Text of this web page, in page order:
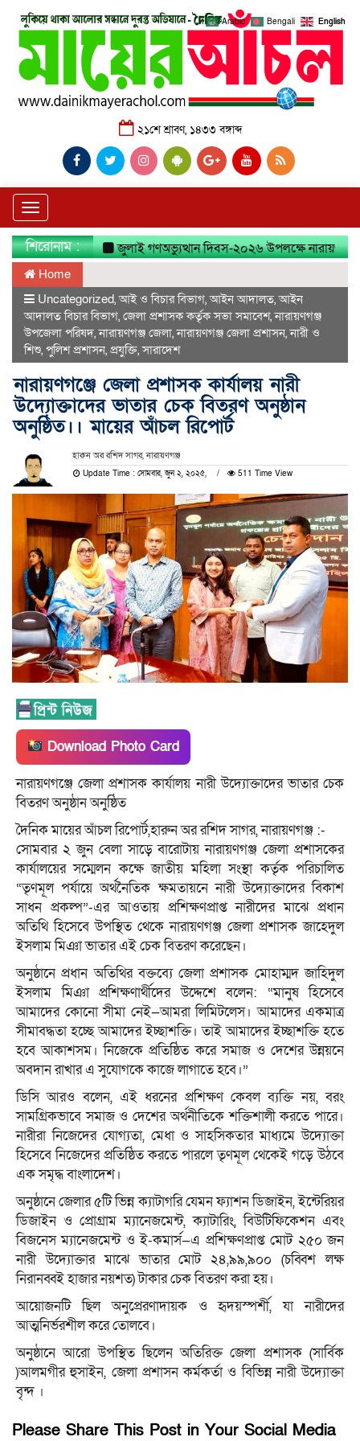
২১শে শ্রাবণ, ১৪৩৩ বঙ্গাব্দ
Toggle
navigation
শিরোনাম : জুলাই গণঅভ্যুত্থান দিবস-২০২৬ উপলক্ষে নারায়ণগঞ্জ
Home
Uncategorized,আই ও বিচার বিভাগ,আইন আদালত,আইন
আদালত বিচার বিভাগ, জেলা প্রশাসক কর্তৃক সভা সমাবেশ,নারায়ণগঞ্জ
উপজেলা পরিষদ,নারায়ণগঞ্জ জেলা,নারায়ণগঞ্জ জেলা প্রশাসন,নারী ও
শিশু, পুলিশ প্রশাসন, প্রযুক্তি,সারাদেশ
নারায়ণগঞ্জে জেলা প্রশাসক কার্যালয় নারী
উদ্যোক্তাদের ভাতার চেক বিতরণ অনুষ্ঠান
অনুষ্ঠিত।। মায়ের আঁচল রিপোর্ট
হারুন অর রশিদ সাগর, নারায়ণগঞ্জ
Update Time : সোমবার, জুন ২, ২০২৫, 511 Time View
Download Photo Card
নারায়ণগঞ্জে জেলা প্রশাসক কার্যালয় নারী উদ্যোক্তাদের ভাতার চেক
বিতরণ অনুষ্ঠান অনুষ্ঠিত
দৈনিক মায়ের আঁচল রিপোর্ট,হারুন অর রশিদ সাগর, নারায়ণগঞ্জ :-
সোমবার ২ জুন বেলা সাড়ে বারোটায় নারায়ণগঞ্জ জেলা প্রশাসকের
কার্যালয়ের সম্মেলন কক্ষে জাতীয় মহিলা সংস্থা কর্তৃক পরিচালিত
“তৃণমূল পর্যায়ে অর্থনৈতিক ক্ষমতায়নে নারী উদ্যোক্তাদের বিকাশ
সাধন প্রকল্প”-এর আওতায় প্রশিক্ষণপ্রাপ্ত নারীদের মাঝে প্রধান
অতিথি হিসেবে উপস্থিত থেকে নারায়ণগঞ্জ জেলা প্রশাসক জাহেদুল
ইসলাম মিঞা ভাতার এই চেক বিতরণ করেছেন।
অনুষ্ঠানে প্রধান অতিথির বক্তব্যে জেলা প্রশাসক মোহাম্মদ জাহিদুল
ইসলাম মিঞা প্রশিক্ষণার্থীদের উদ্দেশে বলেন: “মানুষ হিসেবে
আমাদের কোনো সীমা নেই—আমরা লিমিটলেস। আমাদের একমাত্র
সীমাবদ্ধতা হচ্ছে আমাদের ইচ্ছাশক্তি। তাই আমাদের ইচ্ছাশক্তি হতে
হবে আকাশসম। নিজেকে প্রতিষ্ঠিত করে সমাজ ও দেশের উন্নয়নে
অবদান রাখার এ সুযোগকে কাজে লাগাতে হবে।”
ডিসি আরও বলেন, এই ধরনের প্রশিক্ষণ কেবল ব্যক্তি নয়, বরং
সামগ্রিকভাবে সমাজ ও দেশের অর্থনীতিকে শক্তিশালী করতে পারে।
নারীরা নিজেদের যোগ্যতা, মেধা ও সাহসিকতার মাধ্যমে উদ্যোক্তা
হিসেবে নিজেদের প্রতিষ্ঠিত করতে পারলে তৃণমূল থেকেই গড়ে উঠবে
এক সমৃদ্ধ বাংলাদেশ।
অনুষ্ঠানে জেলার ৫টি ভিন্ন ক্যাটাগরি যেমন ফ্যাশন ডিজাইন, ইন্টেরিয়র
ডিজাইন ও প্রোগ্রাম ম্যানেজমেন্ট, ক্যাটারিং, বিউটিফিকেশন এবং
বিজনেস ম্যানেজমেন্ট ও ই-কমার্স—এ প্রশিক্ষণপ্রাপ্ত মোট ২৫০ জন
নারী উদ্যোক্তার মাঝে ভাতার মোট ২৪,৯৯,৯০০ (চব্বিশ লক্ষ
নিরানব্বই হাজার নয়শত) টাকার চেক বিতরণ করা হয়।
আয়োজনটি ছিল অনুপ্রেরণাদায়ক ও হৃদয়স্পর্শী, যা নারীদের
আত্মনির্ভরশীল করে তোলবে।
অনুষ্ঠানে আরো উপস্থিত ছিলেন অতিরিক্ত জেলা প্রশাসক (সার্বিক
)আলমগীর হুসাইন, জেলা প্রশাসন কর্মকর্তা ও বিভিন্ন নারী উদ্যোক্তা
বৃন্দ ।
Please Share This Post in Your Social Media
Arabic Bengali English